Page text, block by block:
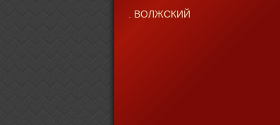
. ВОЛЖСКИЙ